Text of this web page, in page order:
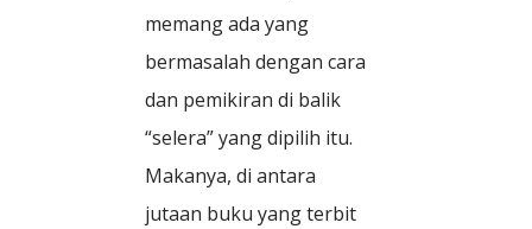
memang ada yang
bermasalah dengan cara
dan pemikiran di balik
“selera” yang dipilih itu.
Makanya, di antara
jutaan buku yang terbit